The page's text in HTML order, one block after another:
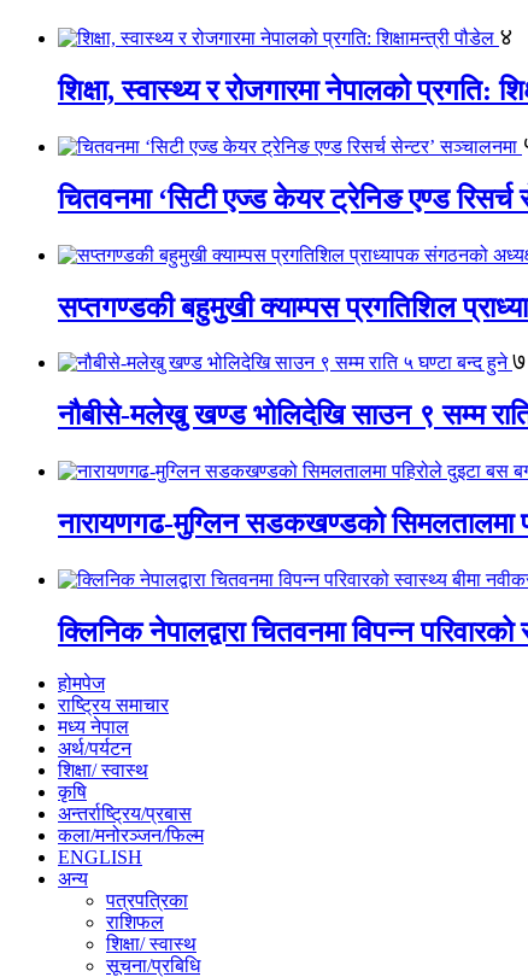
४
शिक्षा, स्वास्थ्य र रोजगारमा नेपालको प्रगति:
चितवनमा ‘सिटी एज्ड केयर ट्रेनिङ एण्ड रिसर्च
सप्तगण्डकी बहुमुखी क्याम्पस प्रगतिशिल
७
नौबीसे-मलेखु खण्ड भोलिदेखि साउन ९ सम्म
नारायणगढ-मुग्लिन सडकखण्डको सिमलतालमा
क्लिनिक नेपालद्वारा चितवनमा विपन्न
होमपेज
राष्ट्रिय समाचार
मध्य नेपाल
अर्थ/पर्यटन
शिक्षा/ स्वास्थ
कृषि
अन्तर्राष्ट्रिय/प्रबास
कला/मनोरञ्जन/फिल्म
ENGLISH
अन्य
पत्रपत्रिका
राशिफल
शिक्षा/ स्वास्थ
सूचना/प्रबिधि